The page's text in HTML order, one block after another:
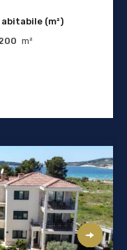
(m²)
m²